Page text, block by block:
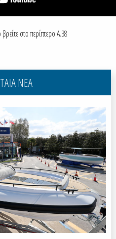
στο περίπτερο A.38
ΝΕΑ